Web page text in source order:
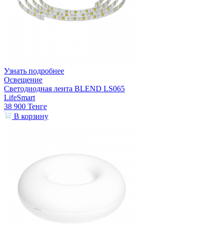
Узнать подробнее
Освещение
Светодиодная лента BLEND LS065
LifeSmart
38 900 Тенге
В корзину